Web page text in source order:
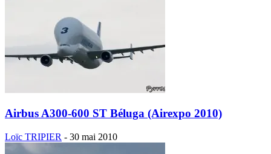
Airbus A300-600 ST Béluga (Airexpo 2010)
Loïc TRIPIER - 30 mai 2010